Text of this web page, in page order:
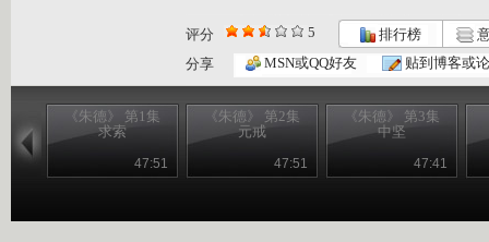
评分 5 排行榜
分享
MSN或QQ好友 贴到博客或
《朱德》 第1集
求索
47:51
《朱德》 第2集
元戒
47:51
《朱德》 第3集
中坚
47:41